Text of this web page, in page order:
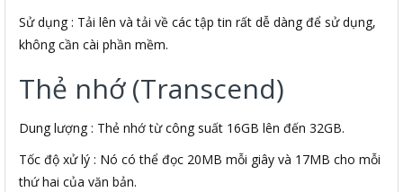
Sử dụng : Tải lên và tải về các tập tin rất dễ dàng để sử dụng,
không cần cài phần mềm.
Thẻ nhớ (Transcend)
Dung lượng : Thẻ nhớ từ công suất 16GB lên đến 32GB.
Tốc độ xử lý : Nó có thể đọc 20MB mỗi giây và 17MB cho mỗi
thứ hai của văn bản.